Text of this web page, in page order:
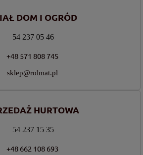
DOM I OGRÓD
54 237 05 46
+48 571 808 745
sklep@rolmat.pl
HURTOWA
54 237 15 35
+48 662 108 693